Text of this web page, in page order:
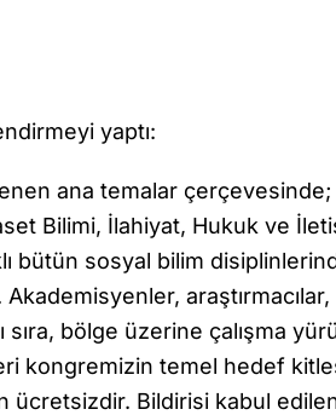
yaptı:
ana temalar
Bilimi, İlahiyat, Hukuk ve
bütün sosyal bilim
Akademisyenler,
sıra, bölge üzerine çalışma
kongremizin temel hedef
ücretsizdir. Bildirisi kabul